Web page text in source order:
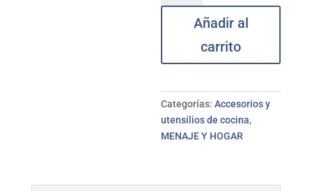
8*8*4,5
Añadir al
carrito
Categorías:Accesorios y
utensilios de cocina,
MENAJE Y HOGAR